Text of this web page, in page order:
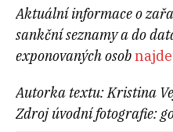
Aktuální informace o
sankční seznamy a do
exponovaných osob
Autorka textu: Kristina
Zdroj úvodní fotografie: